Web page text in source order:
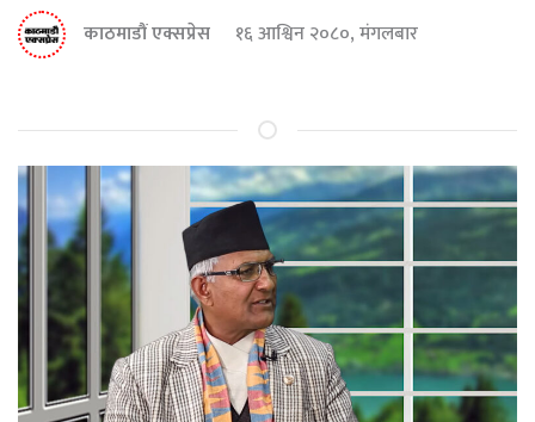
काठमाडौं एक्सप्रेस १६ आश्विन २०८०, मंगलबार